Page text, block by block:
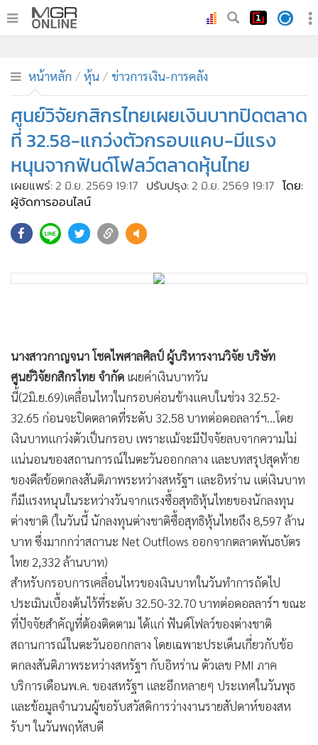
• ทันเหตุการณ์
• ภาคใต้
• ภูมิภาค
• Online Section
• บันเทิง
• ผู้จัดการรายวัน
• คอลัมนิสต์
• ละคร
• Cyber BIZ
• Management & HR
• MGR Live
• Infographic
ท่องเที่ยว
กีฬา
• ต่างประเทศ
• Special Scoop
• เศรษฐกิจ-ธุรกิจ
• จีน
• ชุมชน-คุณภาพชีวิต
• อาชญากรรม
• Motoring
• เกม
• วิทยาศาสตร์
• SMEs
• หุ้น
• อินโดจีน
หน้าหลัก หุ้น ข่าวการเงิน-การคลัง
ศูนย์วิจัยกสิกรไทยเผยเงินบาทปิดตลาด
ที่ 32.58-แกว่งตัวกรอบแคบ-มีแรง
หนุนจากฟันด์โฟลว์ตลาดหุ้นไทย
เผยแพร่: 2 มิ.ย. 2569 19:17 ปรับปรุง: 2 มิ.ย. 2569 19:17 โดย:
ผู้จัดการออนไลน์
นางสาวกาญจนา โชคไพศาลศิลป์ ผู้บริหารงานวิจัย บริษัท
ศูนย์วิจัยกสิกรไทย จำกัด เผยค่าเงินบาทวัน
นี้(2มิ.ย.69)เคลื่อนไหวในกรอบค่อนข้างแคบในช่วง 32.52-
32.65 ก่อนจะปิดตลาดที่ระดับ 32.58 บาทต่อดอลลาร์ฯ...โดย
เงินบาทแกว่งตัวเป็นกรอบ เพราะแม้จะมีปัจจัยลบจากความไม่
แน่นอนของสถานการณ์ในตะวันออกกลาง และบทสรุปสุดท้าย
ของดีลข้อตกลงสันติภาพระหว่างสหรัฐฯ และอิหร่าน แต่เงินบาท
ก็มีแรงหนุนในระหว่างวันจากแรงซื้อสุทธิหุ้นไทยของนักลงทุน
ต่างชาติ (ในวันนี้ นักลงทุนต่างชาติซื้อสุทธิหุ้นไทยถึง 8,597 ล้าน
บาท ซึ่งมากกว่าสถานะ Net Outflows ออกจากตลาดพันธบัตร
ไทย 2,332 ล้านบาท)
สำหรับกรอบการเคลื่อนไหวของเงินบาทในวันทำการถัดไป
ประเมินเบื้องต้นไว้ที่ระดับ 32.50-32.70 บาทต่อดอลลาร์ฯ ขณะ
ที่ปัจจัยสำคัญที่ต้องติดตาม ได้แก่ ฟันด์โฟลว์ของต่างชาติ
สถานการณ์ในตะวันออกกลาง โดยเฉพาะประเด็นเกี่ยวกับข้อ
ตกลงสันติภาพระหว่างสหรัฐฯ กับอิหร่าน ตัวเลข PMI ภาค
บริการเดือนพ.ค. ของสหรัฐฯ และอีกหลายๆ ประเทศในวันพุธ
และข้อมูลจำนวนผู้ขอรับสวัสดิการว่างงานรายสัปดาห์ของสห
รับฯ ในวันพฤหัสบดี